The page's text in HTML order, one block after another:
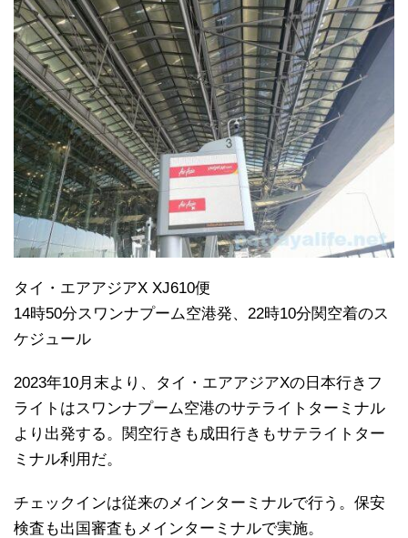
タイ・エアアジアX XJ610便
14時50分スワンナプーム空港発、22時10分関空着のス
ケジュール
2023年10月末より、タイ・エアアジアXの日本行きフ
ライトはスワンナプーム空港のサテライトターミナル
より出発する。関空行きも成田行きもサテライトター
ミナル利用だ。
チェックインは従来のメインターミナルで行う。保安
検査も出国審査もメインターミナルで実施。